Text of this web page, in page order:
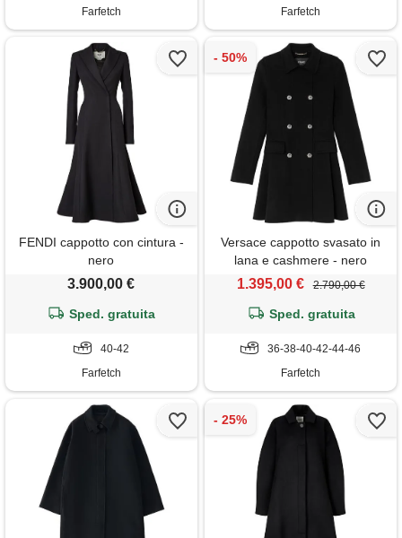
Farfetch Farfetch
FENDI cappotto con cintura -
nero
3.900,00 €
Sped. gratuita
40-42
Farfetch
Versace cappotto svasato in
lana e cashmere - nero
1.395,00 € 2.790,00 €
Sped. gratuita
36-38-40-42-44-46
Farfetch